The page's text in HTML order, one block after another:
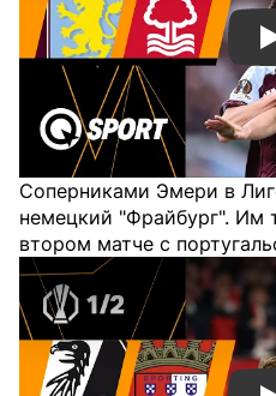
Соперниками Эмери в
немецкий "Фрайбург". Им
втором матче с